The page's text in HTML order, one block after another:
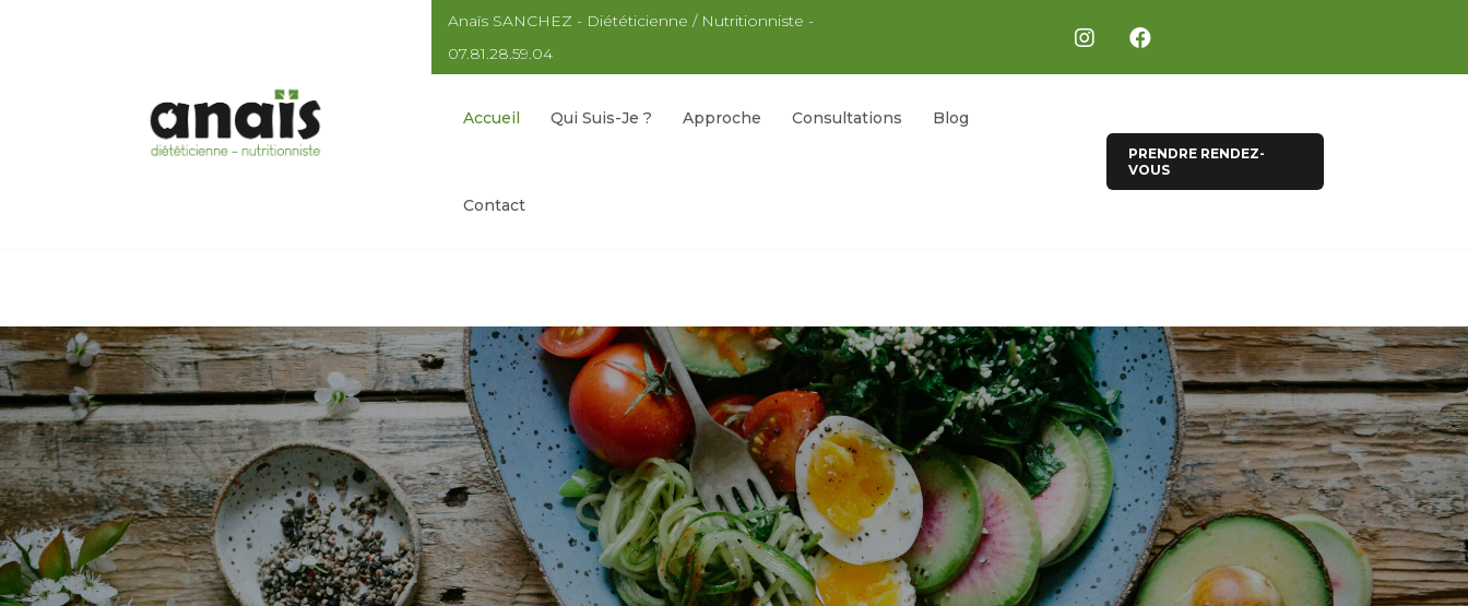
Anaïs SANCHEZ - Diététicienne / Nutritionniste -
07.81.28.59.04
Accueil Qui Suis-Je ? Approche Consultations Blog
Contact
PRENDRE RENDEZ-
VOUS